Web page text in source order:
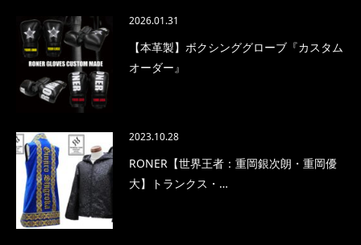
2026.01.31
【本革製】ボクシンググローブ『カスタム
オーダー』
2023.10.28
RONER【世界王者：重岡銀次朗・重岡優
大】トランクス・…